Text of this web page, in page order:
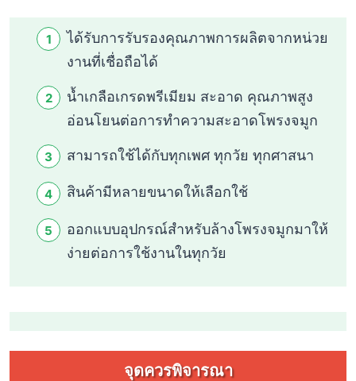
ได้รับการรับรองคุณภาพการผลิตจากหน่วย
งานที่เชื่อถือได้
น้ำเกลือเกรดพรีเมียม สะอาด คุณภาพสูง
อ่อนโยนต่อการทำความสะอาดโพรงจมูก
สามารถใช้ได้กับทุกเพศ ทุกวัย ทุกศาสนา
สินค้ามีหลายขนาดให้เลือกใช้
ออกแบบอุปกรณ์สำหรับล้างโพรงจมูกมาให้
ง่ายต่อการใช้งานในทุกวัย
จุดควรพิจารณา